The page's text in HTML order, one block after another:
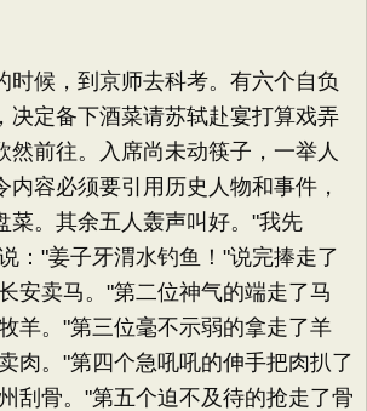
候，到京师去科考。有六个自负
决定备下酒菜请苏轼赴宴打算戏弄
然前往。入席尚未动筷子，一举人
内容必须要引用历史人物和事件，
菜。其余五人轰声叫好。"我先
："姜子牙渭水钓鱼！"说完捧走了
安卖马。"第二位神气的端走了马
羊。"第三位毫不示弱的拿走了羊
肉。"第四个急吼吼的伸手把肉扒了
刮骨。"第五个迫不及待的抢走了骨